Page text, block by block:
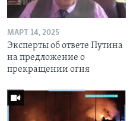
МАРТ 14, 2025
Эксперты об ответе Путина
на предложение о
прекращении огня